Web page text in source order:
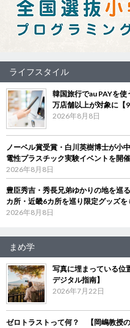
ライフスタイル
韓国旅行でau PAYを
万店舗以上が対象に【9
2026年8月8日
ノーベル賞受賞・白川英樹博士が
電性プラスチック実験イベントを開催
2026年8月8日
豊臣秀吉・秀長兄弟ゆかりの地を
カ所・近畿6カ所を巡り限定グッズを
2026年8月8日
まめ学
写真に埋まっている
デジタル指南】
2026年7月22日
ゼロトラストって何？ 【岡嶋教授の